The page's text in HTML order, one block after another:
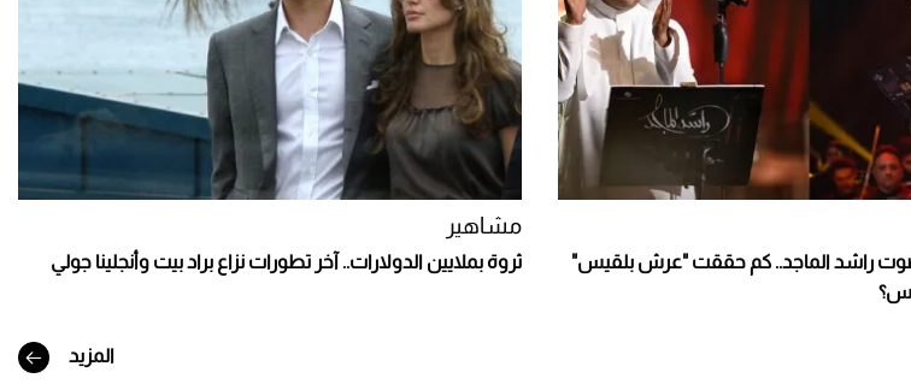
بصوت راشد الماجد.. كم حققت "عرش بلقيس"
مشاهير
ثروة بملايين الدولارات.. آخر تطورات نزاع براد بيت وأنجلينا جولي
المزيد